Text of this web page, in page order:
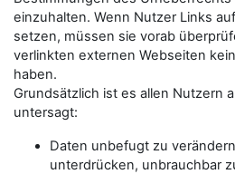
einzuhalten. Wenn Nutzer Links
setzen, müssen sie vorab
verlinkten externen Webseiten
haben.
Grundsätzlich ist es allen Nutzern
untersagt:
Daten unbefugt zu
unterdrücken, unbrauchbar